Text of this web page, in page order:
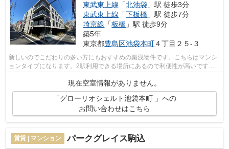
東武東上線 「北池袋 」駅 徒歩3分
東武東上線 「下板橋 」駅 徒歩7分
埼京線 「板橋 」駅 徒歩9分
築5年
東京都豊島区池袋本町４丁目２５-３
新しいのでこだわりの多い方にもおすすめの築浅物件です。こちらはマンシ
ョンタイプになります。2駅利用できる場所にあるので利便性が高いです。
現在空室情報がありません。
「グローリオシェルト池袋本町 」への
お問い合わせはこちら
賃貸 | マンション パークグレイス駒込